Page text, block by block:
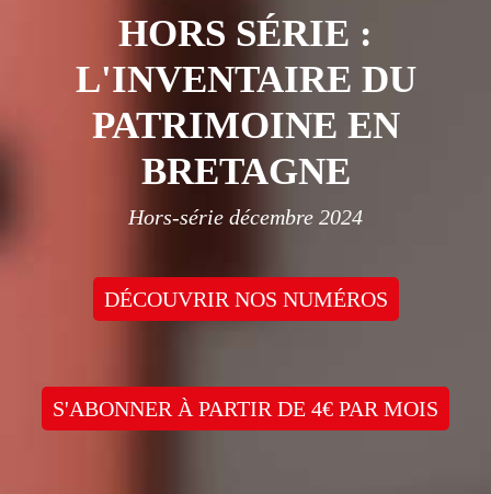
HORS SÉRIE :
L'INVENTAIRE DU
PATRIMOINE EN
BRETAGNE
Hors-série décembre 2024
DÉCOUVRIR NOS NUMÉROS
S'ABONNER À PARTIR DE 4€ PAR MOIS